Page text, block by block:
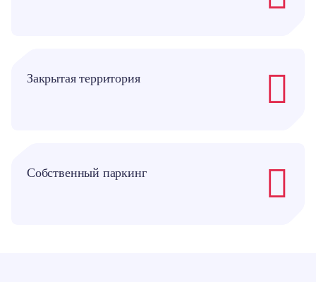
Закрытая территория
Собственный паркинг